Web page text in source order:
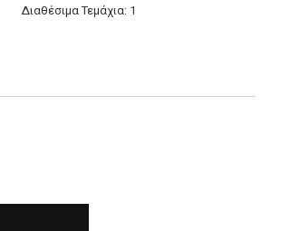
Διαθέσιμα Τεμάχια: 1